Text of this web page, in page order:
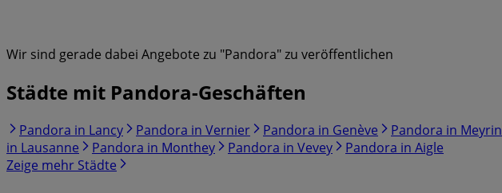
Wir sind gerade dabei Angebote zu "Pandora" zu veröffentlichen
Städte mit Pandora-Geschäften
Pandora in Lancy Pandora in Vernier Pandora in Genève Pandora in Meyrin
in Lausanne
Pandora in Monthey Pandora in Vevey
Pandora in Aigle
Zeige mehr Städte